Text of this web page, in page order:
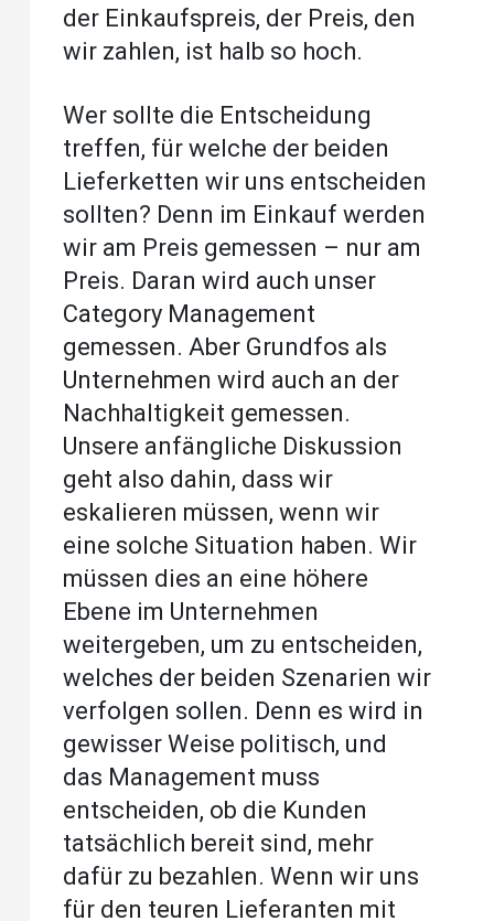
der Einkaufspreis, der Preis, den
wir zahlen, ist halb so hoch.
Wer sollte die Entscheidung
treffen, für welche der beiden
Lieferketten wir uns entscheiden
sollten? Denn im Einkauf werden
wir am Preis gemessen – nur am
Preis. Daran wird auch unser
Category Management
gemessen. Aber Grundfos als
Unternehmen wird auch an der
Nachhaltigkeit gemessen.
Unsere anfängliche Diskussion
geht also dahin, dass wir
eskalieren müssen, wenn wir
eine solche Situation haben. Wir
müssen dies an eine höhere
Ebene im Unternehmen
weitergeben, um zu entscheiden,
welches der beiden Szenarien wir
verfolgen sollen. Denn es wird in
gewisser Weise politisch, und
das Management muss
entscheiden, ob die Kunden
tatsächlich bereit sind, mehr
dafür zu bezahlen. Wenn wir uns
für den teuren Lieferanten mit